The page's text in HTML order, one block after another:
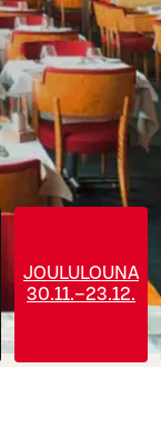
JOULULOUNAS
30.11.–23.12.